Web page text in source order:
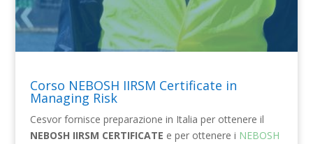
Corso NEBOSH IIRSM Certificate in
Managing Risk
Cesvor fornisce preparazione in Italia per ottenere il
NEBOSH IIRSM CERTIFICATE e per ottenere i NEBOSH